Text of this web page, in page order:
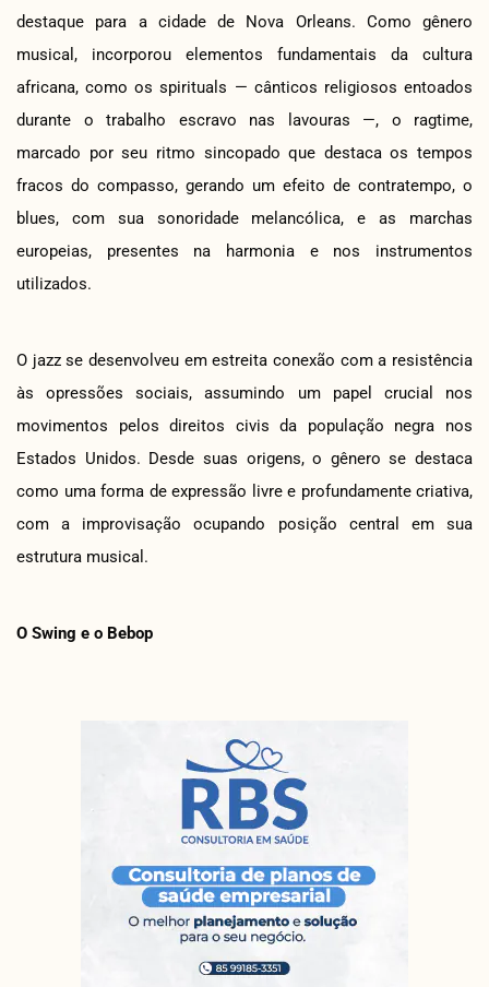
destaque para a cidade de Nova Orleans. Como gênero
musical, incorporou elementos fundamentais da cultura
africana, como os spirituals — cânticos religiosos entoados
durante o trabalho escravo nas lavouras —, o ragtime,
marcado por seu ritmo sincopado que destaca os tempos
fracos do compasso, gerando um efeito de contratempo, o
blues, com sua sonoridade melancólica, e as marchas
europeias, presentes na harmonia e nos instrumentos
utilizados.
O jazz se desenvolveu em estreita conexão com a resistência
às opressões sociais, assumindo um papel crucial nos
movimentos pelos direitos civis da população negra nos
Estados Unidos. Desde suas origens, o gênero se destaca
como uma forma de expressão livre e profundamente criativa,
com a improvisação ocupando posição central em sua
estrutura musical.
O Swing e o Bebop